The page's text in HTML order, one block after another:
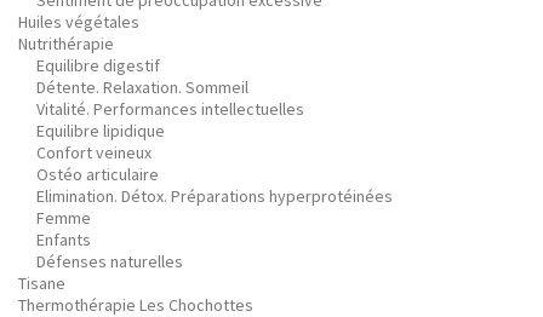
Huiles végétales
Nutrithérapie
Equilibre digestif
Détente. Relaxation. Sommeil
Vitalité. Performances intellectuelles
Equilibre lipidique
Confort veineux
Ostéo articulaire
Elimination. Détox. Préparations hyperprotéinées
Femme
Enfants
Défenses naturelles
Tisane
Thermothérapie Les Chochottes